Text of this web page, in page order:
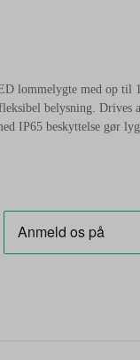
lommelygte med op til
belysning.
IP65 beskyttelse gør